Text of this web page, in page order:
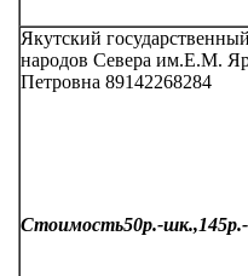
Якутский
народов Севера им.Е.М.
Петровна 89142268284
Стоимость50р.-шк.,145р.-